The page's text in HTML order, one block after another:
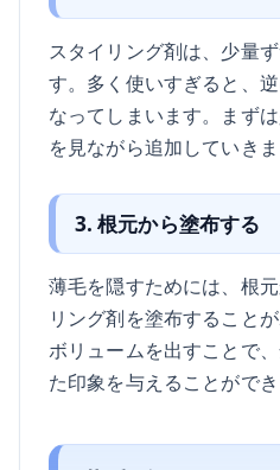
スタイリング剤は、少量
す。多く使いすぎると、
なってしまいます。まず
を見ながら追加していきま
3. 根元から塗布する
薄毛を隠すためには、根
リング剤を塗布すること
ボリュームを出すことで
た印象を与えることができ